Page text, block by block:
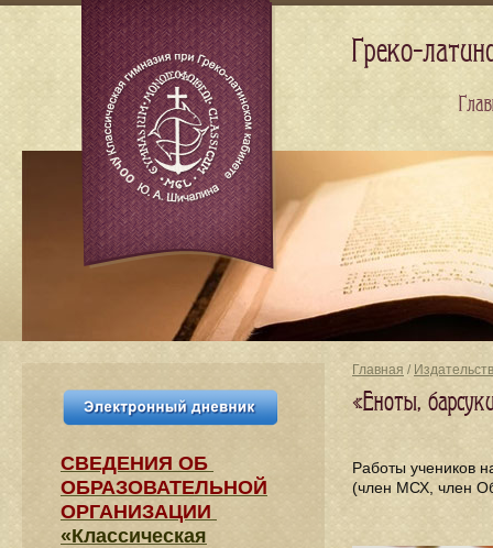
Главная /
«Еноты,
Работы учеников
(член МСХ, член
СВЕДЕНИЯ​ ОБ
ОБРАЗОВАТЕЛЬНОЙ
ОРГАНИЗАЦИИ
«Классическая
Греко-